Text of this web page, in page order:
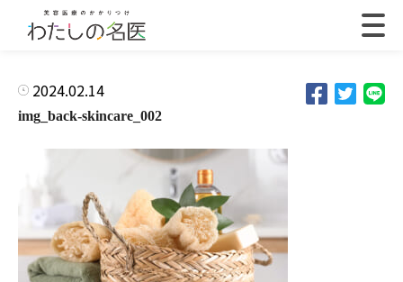
2024.02.14
img_back-skincare_002